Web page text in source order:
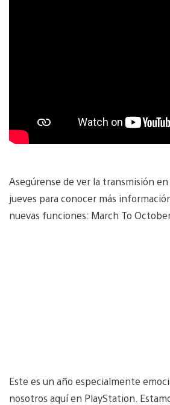
Asegúrense de ver la transmisión
jueves para conocer más
nuevas funciones: March To
Este es un año especialmente
nosotros aquí en PlayStation.